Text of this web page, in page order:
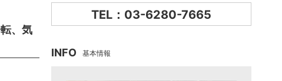
、気
TEL：03-6280-7665
INFO 基本情報